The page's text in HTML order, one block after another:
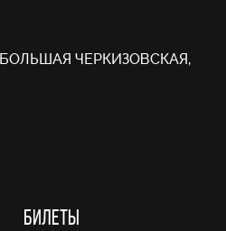
БОЛЬШАЯ ЧЕРКИЗОВСКАЯ,
БИЛЕТЫ